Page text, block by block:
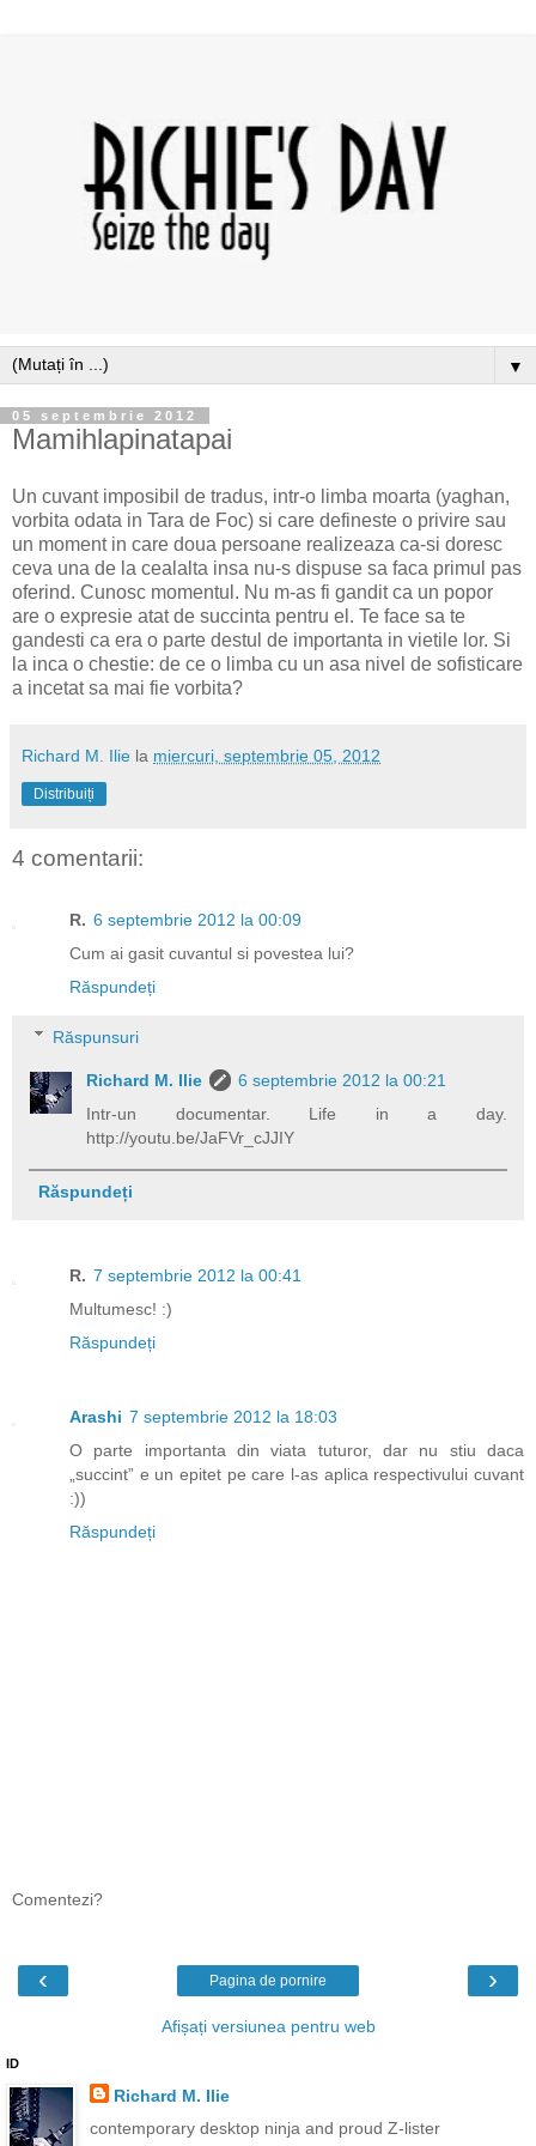
▼
05 septembrie 2012
Mamihlapinatapai
Un cuvant imposibil de tradus, intr-o limba moarta (yaghan,
vorbita odata in Tara de Foc) si care defineste o privire sau
un moment in care doua persoane realizeaza ca-si doresc
ceva una de la cealalta insa nu-s dispuse sa faca primul pas
oferind. Cunosc momentul. Nu m-as fi gandit ca un popor
are o expresie atat de succinta pentru el. Te face sa te
gandesti ca era o parte destul de importanta in vietile lor. Si
la inca o chestie: de ce o limba cu un asa nivel de sofisticare
a incetat sa mai fie vorbita?
Richard M. Ilie la miercuri, septembrie 05, 2012
Distribuiți
4 comentarii:
R. 6 septembrie 2012 la 00:09
Cum ai gasit cuvantul si povestea lui?
Răspundeți
Răspunsuri
Richard M. Ilie
6 septembrie 2012 la 00:21
Intr-un documentar. Life in a day.
http://youtu.be/JaFVr_cJJIY
Răspundeți
R. 7 septembrie 2012 la 00:41
Multumesc! :)
Răspundeți
Arashi 7 septembrie 2012 la 18:03
O parte importanta din viata tuturor, dar nu stiu daca
„succint” e un epitet pe care l-as aplica respectivului cuvant
:))
Răspundeți
Comentezi?
‹ ›
Pagina de pornire
Afișați versiunea pentru web
ID
Richard M. Ilie
contemporary desktop ninja and proud Z-lister